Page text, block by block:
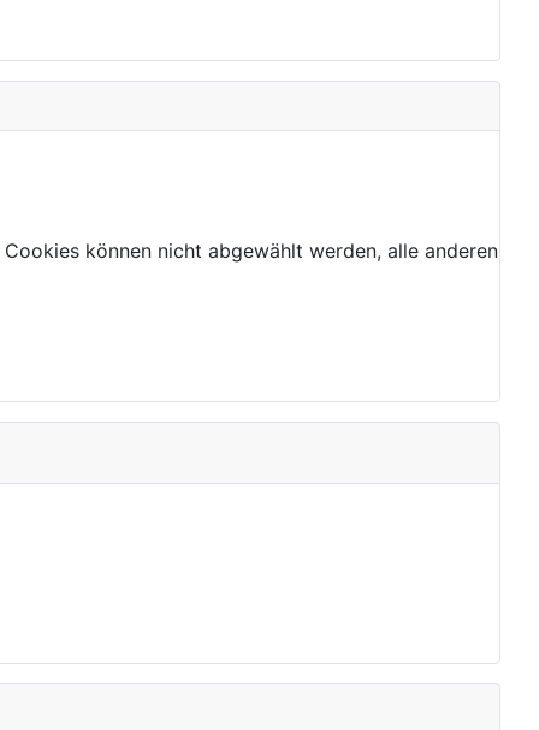
können nicht abgewählt werden, alle anderen